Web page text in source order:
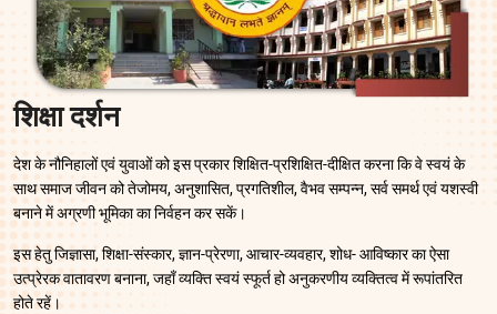
शिक्षा दर्शन
देश के नौनिहालों एवं युवाओं को इस प्रकार शिक्षित-प्रशिक्षित-दीक्षित करना कि वे स्वयं के
साथ समाज जीवन को तेजोमय, अनुशासित, प्रगतिशील, वैभव सम्पन्न, सर्व समर्थ एवं यशस्वी
बनाने में अग्रणी भूमिका का निर्वहन कर सकें।
इस हेतु जिज्ञासा, शिक्षा-संस्कार, ज्ञान-प्रेरणा, आचार-व्यवहार, शोध- आविष्कार का ऐसा
उत्प्रेरक वातावरण बनाना, जहाँ व्यक्ति स्वयं स्फूर्त हो अनुकरणीय व्यक्तित्व में रूपांतरित
होते रहें।